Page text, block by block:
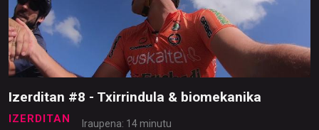
Izerditan #8 - Txirrindula & biomekanika
IZERDITAN Iraupena: 14 minutu